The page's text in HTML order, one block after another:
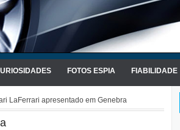
FOTOS ESPIA FIABILIDADE
LaFerrari apresentado em Genebra